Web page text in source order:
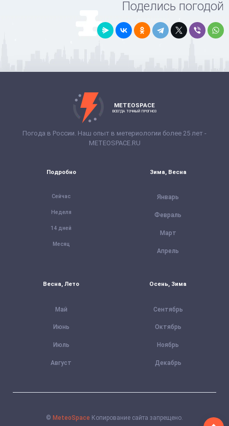
Поделись погодой
METEOSPACE
ВСЕГДА ТОЧНЫЙ ПРОГНОЗ
Погода в России. Наш опыт в метериологии более 25 лет -
METEOSPACE.RU
Подробно
Сейчас
Неделя
14 дней
Месяц
Зима, Весна
Январь
Февраль
Март
Апрель
Весна, Лето
Май
Июнь
Июль
Август
Осень, Зима
Сентябрь
Октябрь
Ноябрь
Декабрь
© MeteoSpace Копирование сайта запрещено.